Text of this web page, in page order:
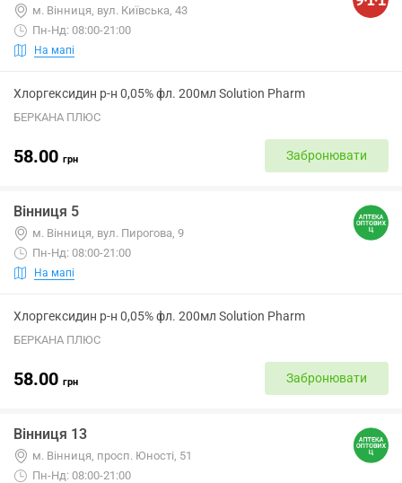
м. Вінниця, вул. Київська, 43
Пн-Нд: 08:00-21:00
На мапі
Хлоргексидин р-н 0,05% фл. 200мл Solution Pharm
БЕРКАНА ПЛЮС
58.00 грн Забронювати
Вінниця 5
м. Вінниця, вул. Пирогова, 9
Пн-Нд: 08:00-21:00
На мапі
Хлоргексидин р-н 0,05% фл. 200мл Solution Pharm
БЕРКАНА ПЛЮС
58.00 грн Забронювати
Вінниця 13
м. Вінниця, просп. Юності, 51
Пн-Нд: 08:00-21:00